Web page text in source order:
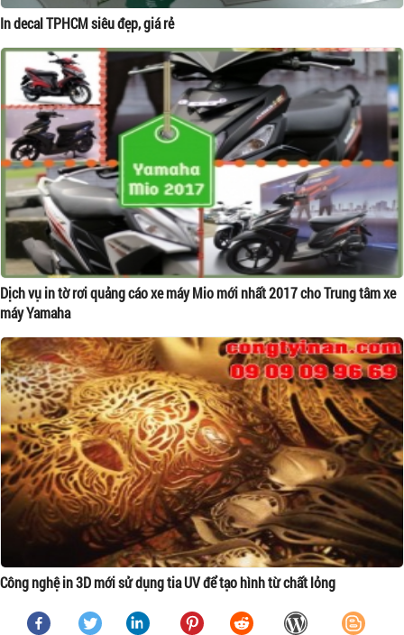
In decal TPHCM siêu đẹp, giá rẻ
Dịch vụ in tờ rơi quảng cáo xe máy Mio mới nhất 2017 cho Trung tâm xe
máy Yamaha
Công nghệ in 3D mới sử dụng tia UV để tạo hình từ chất lỏng